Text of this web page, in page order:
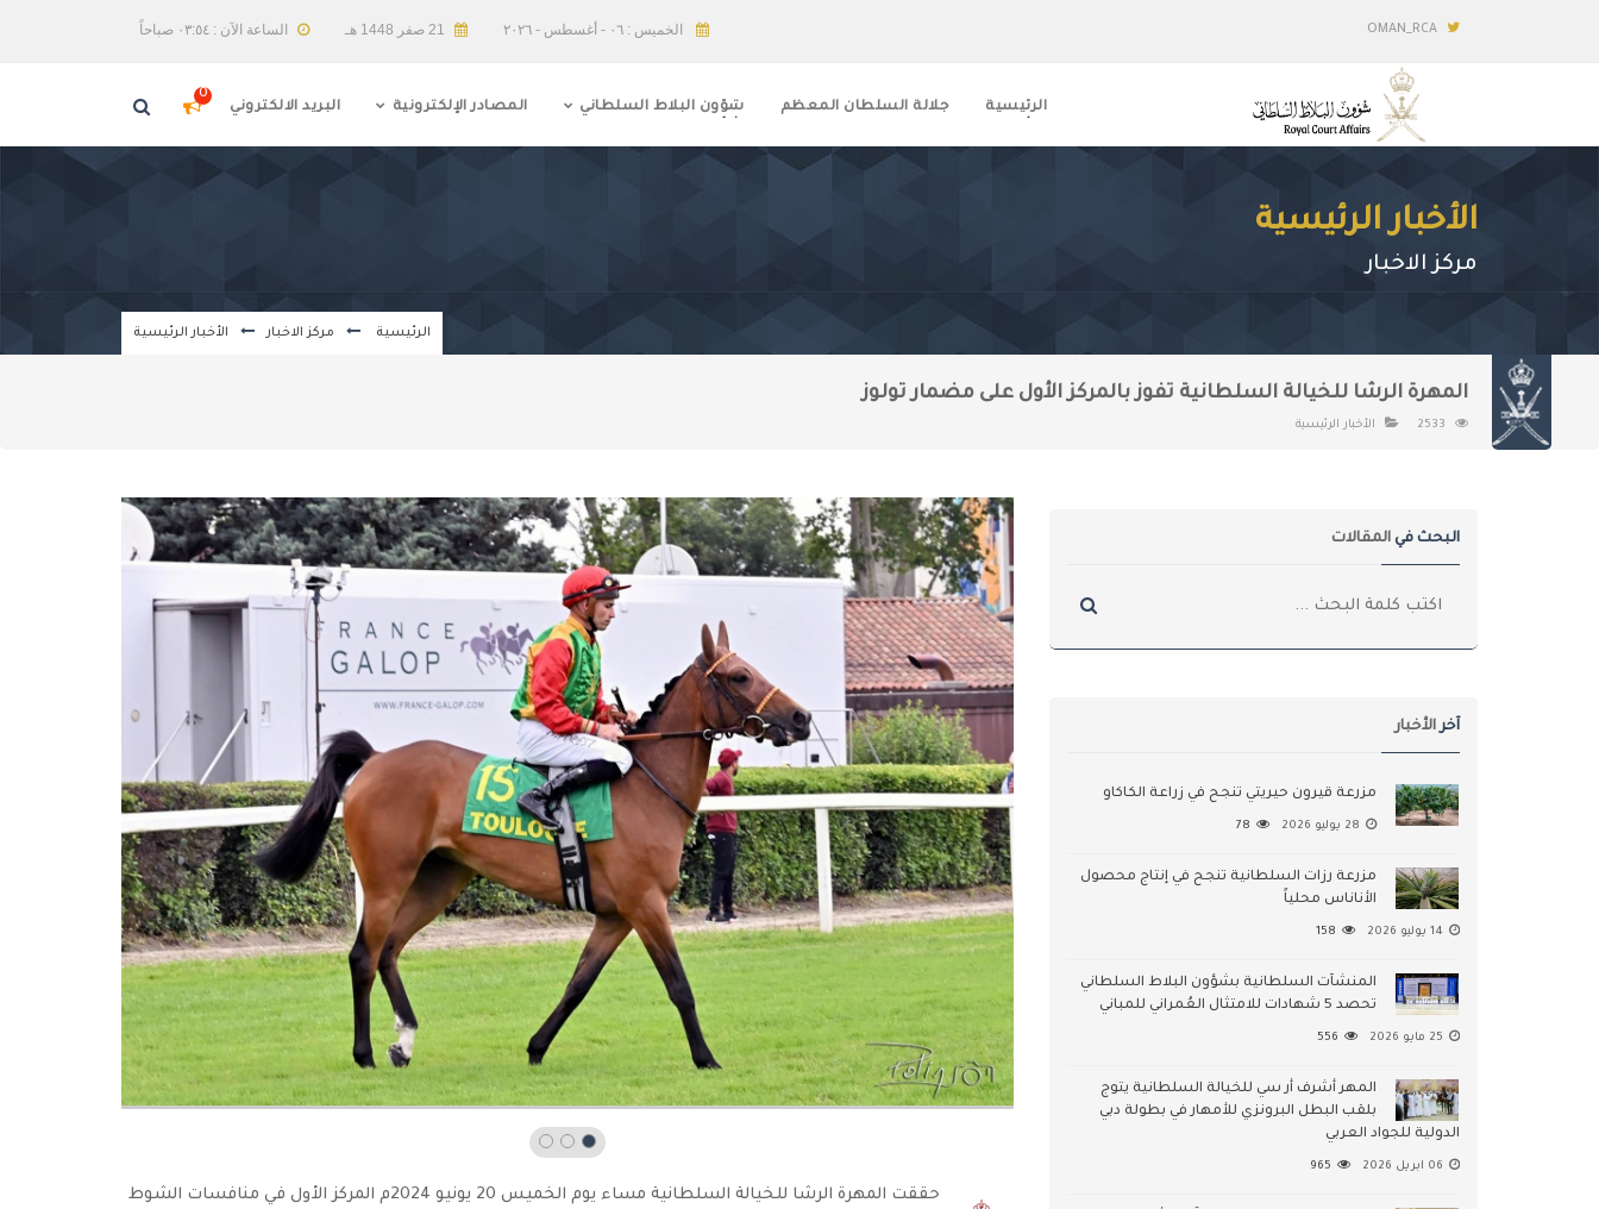
OMAN_RCA الخميس : ٠٦ - أغسطس - ٢٠٢٦ 21 صفر 1448 هـ الساعة الآن : ٠٣:٥٤ صباحاً
الرئيسية جلالة السلطان المعظم شؤون البلاط السلطاني المصادر الإلكترونية البريد الالكتروني
0
الأخبار الرئيسية
مركز الاخبار
الرئيسية مركز الاخبار الأخبار الرئيسية
المهرة الرشا للخيالة السلطانية تفوز بالمركز الأول على مضمار تولوز
2533 الأخبار الرئيسية
حققت المهرة الرشا للخيالة السلطانية مساء يوم الخميس 20 يونيو 2024م المركز الأول في منافسات الشوط
البحث في المقالات
آخرالأخبار
مزرعة قيرون حيريتي تنجح في زراعة الكاكاو
28 يوليو 2026 78
مزرعة رزات السلطانية تنجح في إنتاج محصول
الأناناس محلياً
14 يوليو 2026 158
المنشآت السلطانية بشؤون البلاط السلطاني
تحصد 5 شهادات للامتثال العُمراني للمباني
25 مايو 2026 556
المهر أشرف أر سي للخيالة السلطانية يتوج
بلقب البطل البرونزي للأمهار في بطولة دبي
الدولية للجواد العربي
06 ابريل 2026 965